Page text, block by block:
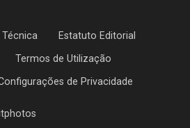
Técnica Estatuto Editorial
Termos de Utilização
de Privacidade